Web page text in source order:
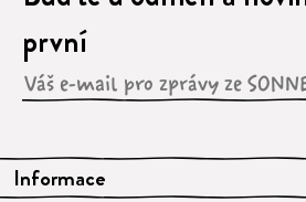
Informace
první